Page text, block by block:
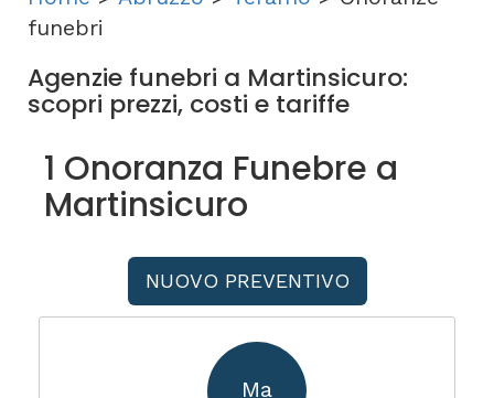
funebri
Agenzie funebri a Martinsicuro:
scopri prezzi, costi e tariffe
1 Onoranza Funebre a
Martinsicuro
NUOVO PREVENTIVO
Ma